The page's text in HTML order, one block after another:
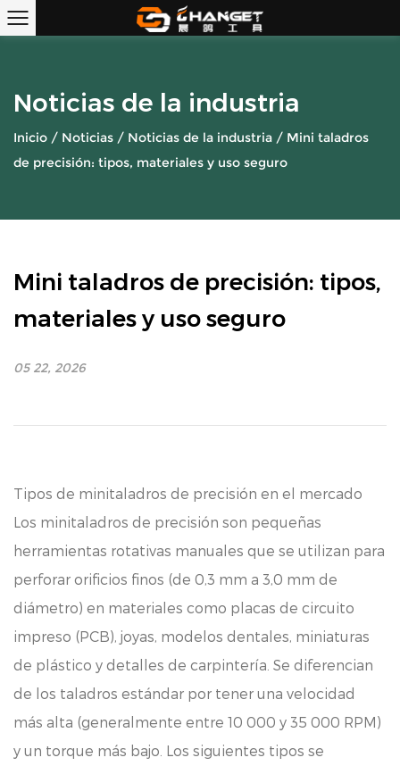
Noticias de la industria
Inicio / Noticias / Noticias de la industria / Mini taladros
de precisión: tipos, materiales y uso seguro
Mini taladros de precisión: tipos,
materiales y uso seguro
05 22, 2026
Tipos de minitaladros de precisión en el mercado
Los minitaladros de precisión son pequeñas
herramientas rotativas manuales que se utilizan para
perforar orificios finos (de 0,3 mm a 3,0 mm de
diámetro) en materiales como placas de circuito
impreso (PCB), joyas, modelos dentales, miniaturas
de plástico y detalles de carpintería. Se diferencian
de los taladros estándar por tener una velocidad
más alta (generalmente entre 10 000 y 35 000 RPM)
y un torque más bajo. Los siguientes tipos se